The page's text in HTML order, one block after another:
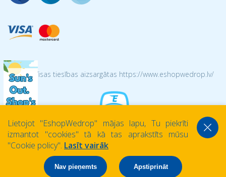
© 2026 Visas tiesības aizsargātas https://www.eshopwedrop.lv/
Lietojot ''EshopWedrop'' mājas lapu, Tu piekrīti
izmantot ''cookies'' tā kā tas aprakstīts mūsu
''Cookie policy''. Lasīt vairāk
Nav pieņemts Apstiprināt